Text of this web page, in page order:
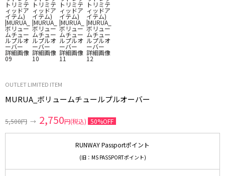
OUTLET LIMITED ITEM
MURUA_ボリュームチュールプルオーバー
5,500円 → 2,750円(税込) 50%OFF
RUNWAY Passportポイント
(旧：MS PASSPORTポイント)